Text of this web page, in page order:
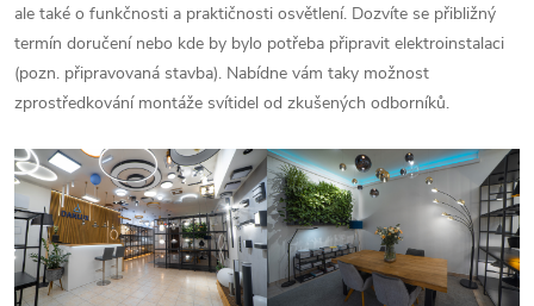
ale také o funkčnosti a praktičnosti osvětlení. Dozvíte se přibližný
termín doručení nebo kde by bylo potřeba připravit elektroinstalaci
(pozn. připravovaná stavba). Nabídne vám taky možnost
zprostředkování montáže svítidel od zkušených odborníků.